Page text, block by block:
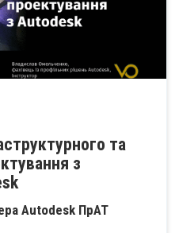
та
з
Autodesk ПрАТ